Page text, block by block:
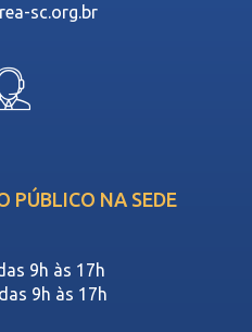
sc.org.br
PÚBLICO NA SEDE
9h às 17h
9h às 17h